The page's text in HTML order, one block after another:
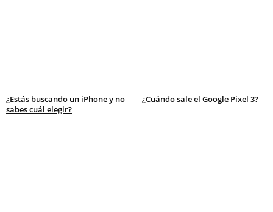
¿Estás buscando un iPhone y no
sabes cuál elegir?
¿Cuándo sale el Google Pixel 3?